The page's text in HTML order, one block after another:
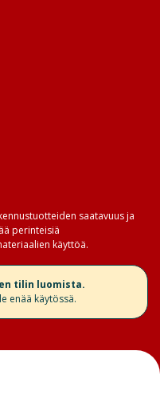
saatavuus ja
perinteisiä
käyttöä.
tilin luomista.
enää käytössä.